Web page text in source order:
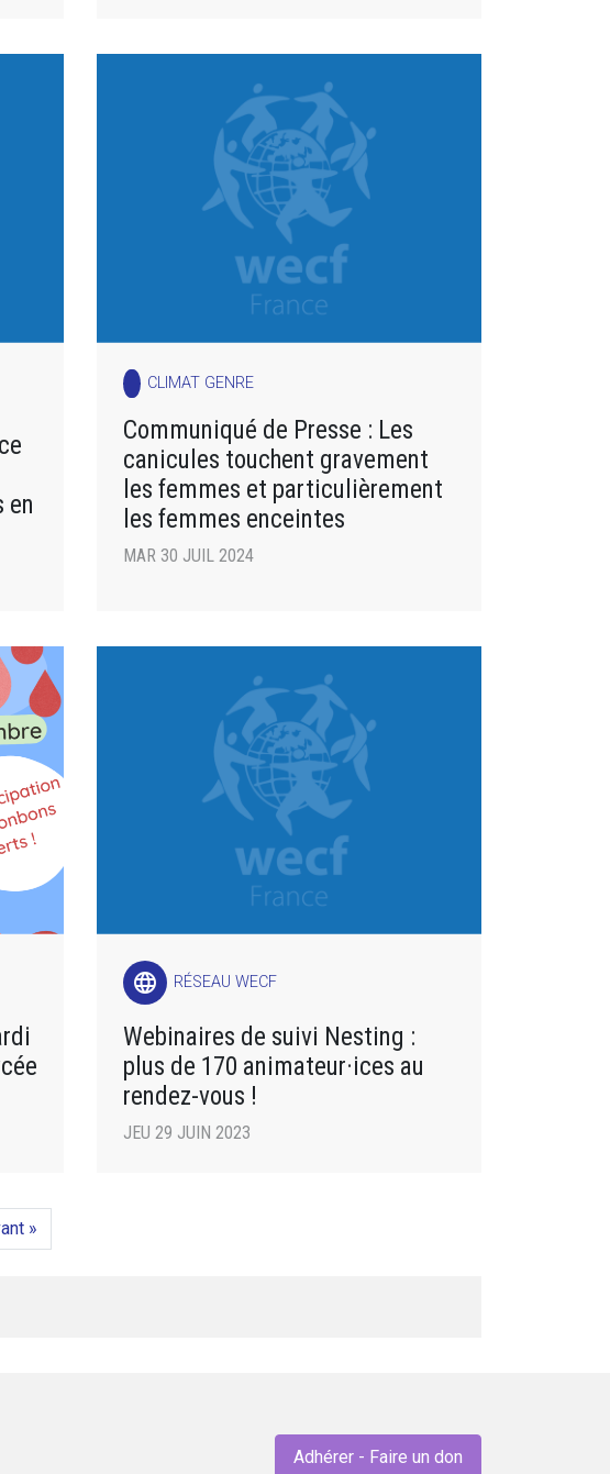
en
CLIMAT GENRE
Communiqué de Presse : Les
canicules touchent gravement
les femmes et particulièrement
les femmes enceintes
MAR 30 JUIL 2024
language RÉSEAU WECF
Webinaires de suivi Nesting :
plus de 170 animateur·ices au
rendez-vous !
JEU 29 JUIN 2023
»
Adhérer - Faire un don